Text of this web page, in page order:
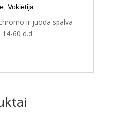
Vokietija.
ir juoda spalva
60 d.d.